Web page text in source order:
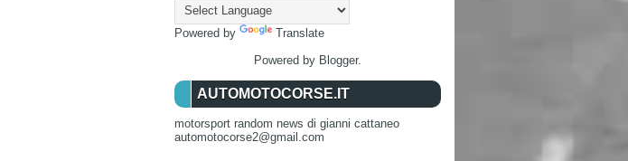
Powered by
Translate
Powered by Blogger.
AUTOMOTOCORSE.IT
motorsport random news di gianni cattaneo
automotocorse2@gmail.com